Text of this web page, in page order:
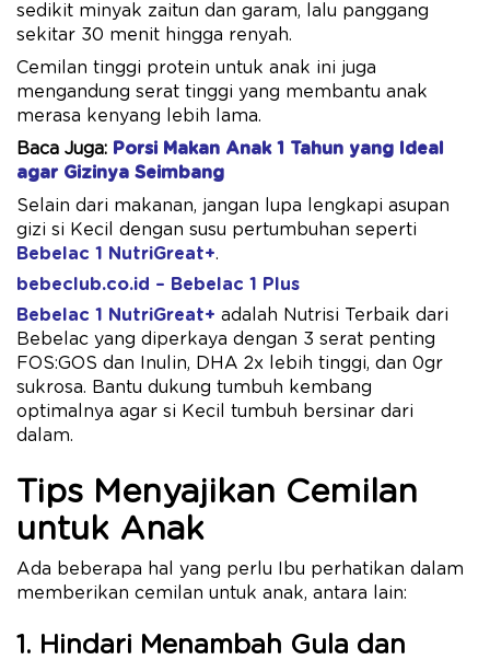
sedikit minyak zaitun dan garam, lalu panggang
sekitar 30 menit hingga renyah.
Cemilan tinggi protein untuk anak ini juga
mengandung serat tinggi yang membantu anak
merasa kenyang lebih lama.
Baca Juga: Porsi Makan Anak 1 Tahun yang Ideal
agar Gizinya Seimbang
Selain dari makanan, jangan lupa lengkapi asupan
gizi si Kecil dengan susu pertumbuhan seperti
Bebelac 1 NutriGreat+.
bebeclub.co.id – Bebelac 1 Plus
Bebelac 1 NutriGreat+ adalah Nutrisi Terbaik dari
Bebelac yang diperkaya dengan 3 serat penting
FOS:GOS dan Inulin, DHA 2x ​lebih tinggi, dan 0gr
sukrosa. Bantu dukung tumbuh kembang
optimalnya agar si Kecil tumbuh bersinar dari
dalam.
Tips Menyajikan Cemilan
untuk Anak
Ada beberapa hal yang perlu Ibu perhatikan dalam
memberikan cemilan untuk anak, antara lain:
1. Hindari Menambah Gula dan